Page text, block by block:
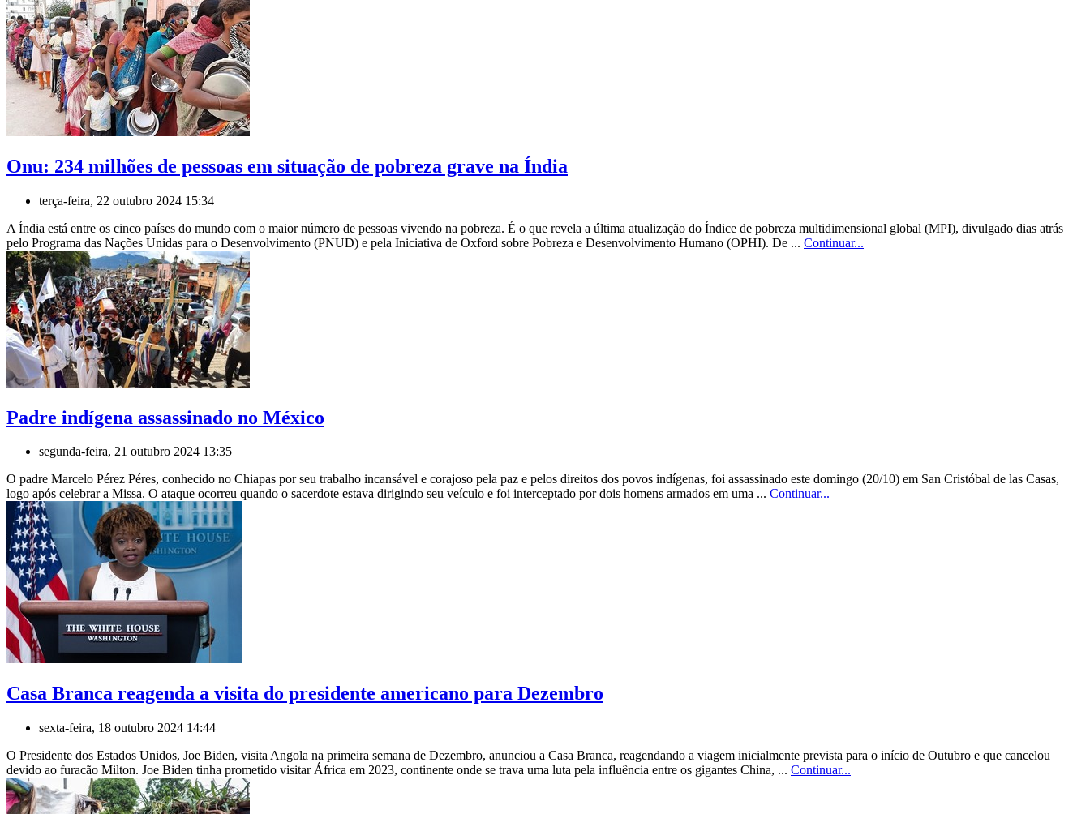
Onu: 234 milhões de pessoas em situação de pobreza grave na Índia
terça-feira, 22 outubro 2024 15:34
A Índia está entre os cinco países do mundo com o maior número de pessoas vivendo na pobreza. É o que revela a última atualização do Índice de pobreza multidimensional global (MPI), divulgado dias atrás
pelo Programa das Nações Unidas para o Desenvolvimento (PNUD) e pela Iniciativa de Oxford sobre Pobreza e Desenvolvimento Humano (OPHI). De ... Continuar...
Padre indígena assassinado no México
segunda-feira, 21 outubro 2024 13:35
O padre Marcelo Pérez Péres, conhecido no Chiapas por seu trabalho incansável e corajoso pela paz e pelos direitos dos povos indígenas, foi assassinado este domingo (20/10) em San Cristóbal de las Casas,
logo após celebrar a Missa. O ataque ocorreu quando o sacerdote estava dirigindo seu veículo e foi interceptado por dois homens armados em uma ... Continuar...
Casa Branca reagenda a visita do presidente americano para Dezembro
sexta-feira, 18 outubro 2024 14:44
O Presidente dos Estados Unidos, Joe Biden, visita Angola na primeira semana de Dezembro, anunciou a Casa Branca, reagendando a viagem inicialmente prevista para o início de Outubro e que cancelou
devido ao furacão Milton. Joe Biden tinha prometido visitar África em 2023, continente onde se trava uma luta pela influência entre os gigantes China, ... Continuar...